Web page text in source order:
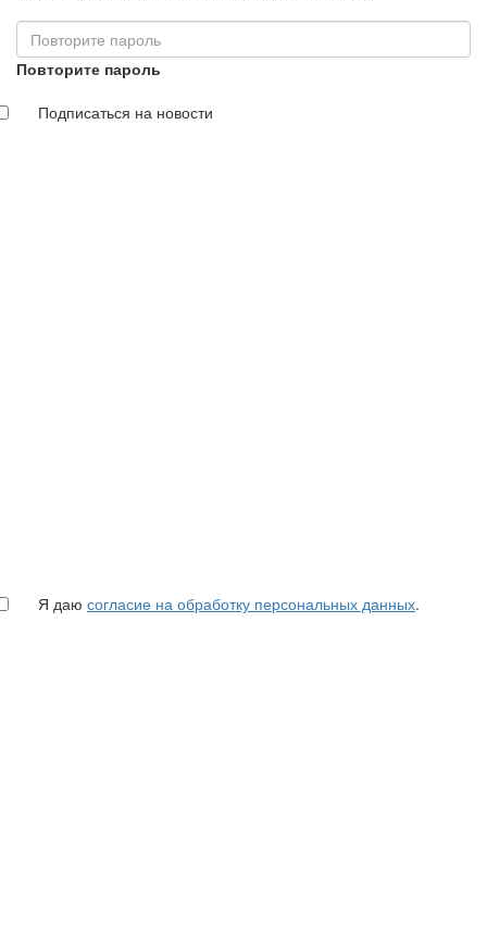
Повторите пароль
Подписаться на новости
Я даю согласие на обработку персональных данных.